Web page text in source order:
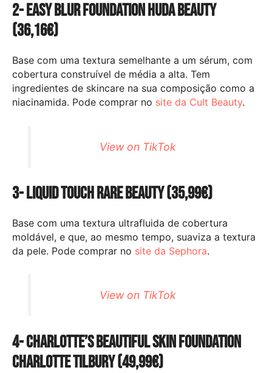
2- Easy Blur Foundation Huda Beauty
(36,16€)
Base com uma textura semelhante a um sérum, com
cobertura construível de média a alta. Tem
ingredientes de skincare na sua composição como a
niacinamida. Pode comprar no site da Cult Beauty.
View on TikTok
3- Liquid Touch Rare Beauty (35,99€)
Base com uma textura ultrafluida de cobertura
moldável, e que, ao mesmo tempo, suaviza a textura
da pele. Pode comprar no site da Sephora.
View on TikTok
4- Charlotte’s Beautiful Skin Foundation
Charlotte Tilbury (49,99€)